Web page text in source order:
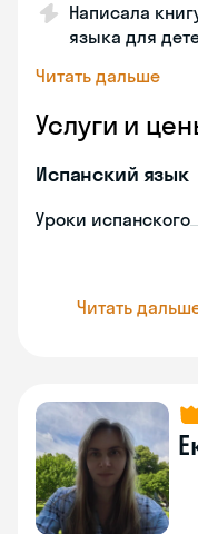
Написала
языка для
Читать дальше
Услуги и
Испанский язык
Уроки испанского
Читать